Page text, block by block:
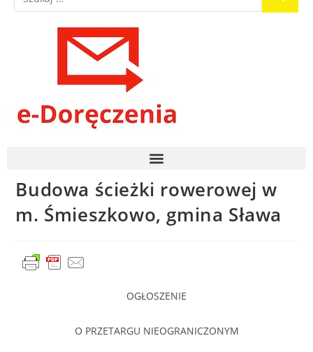
Budowa ścieżki rowerowej w
m. Śmieszkowo, gmina Sława
OGŁOSZENIE
O PRZETARGU NIEOGRANICZONYM